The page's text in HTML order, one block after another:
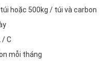
hoặc 500kg / túi và carbon
/ C
mỗi tháng